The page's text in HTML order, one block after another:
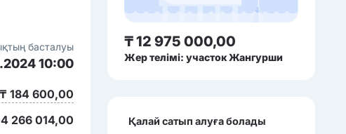
басталуы
10:00
₸ 184 600,00
266 014,00
₸ 12 975 000,00
Жер телімі: участок Жангурши
Қалай сатып алуға болады